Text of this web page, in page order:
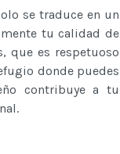
se traduce en un
tu calidad de
que es respetuoso
donde puedes
contribuye a tu